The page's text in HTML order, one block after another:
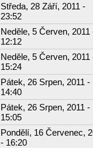
Středa, 28 Září, 2011 -
23:52
Neděle, 5 Červen, 2011
12:12
Neděle, 5 Červen, 2011
15:24
Pátek, 26 Srpen, 2011 -
14:40
Pátek, 26 Srpen, 2011 -
15:05
Pondělí, 16 Červenec,
- 16:20